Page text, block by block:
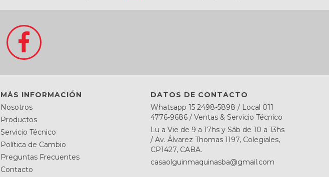
MÁS INFORMACIÓN
Nosotros
Productos
Servicio Técnico
Política de Cambio
Preguntas Frecuentes
Contacto
DATOS DE CONTACTO
Whatsapp 15 2498-5898 / Local 011
4776-9686 / Ventas & Servicio Técnico
Lu a Vie de 9 a 17hs y Sáb de 10 a 13hs
/ Av. Álvarez Thomas 1197, Colegiales,
CP1427, CABA.
casaolguinmaquinasba@gmail.com